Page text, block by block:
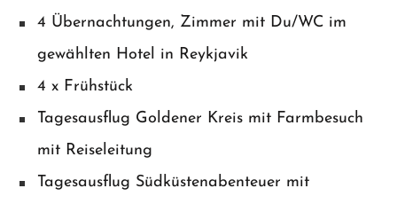
4 Übernachtungen, Zimmer mit Du/WC im
gewählten Hotel in Reykjavik
4 x Frühstück
Tagesausflug Goldener Kreis mit Farmbesuch
mit Reiseleitung
Tagesausflug Südküstenabenteuer mit